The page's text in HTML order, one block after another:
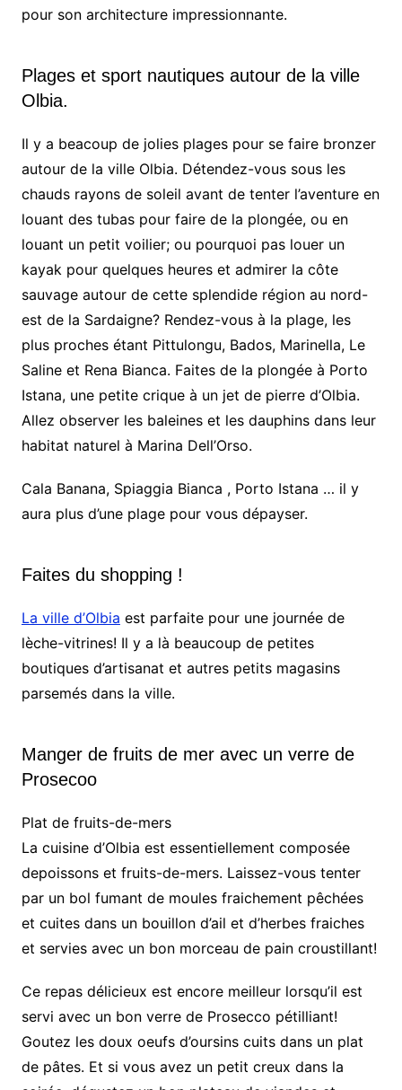
pour son architecture impressionnante.
Plages et sport nautiques autour de la ville
Olbia.
Il y a beacoup de jolies plages pour se faire bronzer
autour de la ville Olbia. Détendez-vous sous les
chauds rayons de soleil avant de tenter l’aventure en
louant des tubas pour faire de la plongée, ou en
louant un petit voilier; ou pourquoi pas louer un
kayak pour quelques heures et admirer la côte
sauvage autour de cette splendide région au nord-
est de la Sardaigne? Rendez-vous à la plage, les
plus proches étant Pittulongu, Bados, Marinella, Le
Saline et Rena Bianca. Faites de la plongée à Porto
Istana, une petite crique à un jet de pierre d’Olbia.
Allez observer les baleines et les dauphins dans leur
habitat naturel à Marina Dell’Orso.
Cala Banana, Spiaggia Bianca , Porto Istana … il y
aura plus d’une plage pour vous dépayser.
Faites du shopping !
La ville d’Olbia est parfaite pour une journée de
lèche-vitrines! Il y a là beaucoup de petites
boutiques d’artisanat et autres petits magasins
parsemés dans la ville.
Manger de fruits de mer avec un verre de
Prosecoo
Plat de fruits-de-mers
La cuisine d’Olbia est essentiellement composée
depoissons et fruits-de-mers. Laissez-vous tenter
par un bol fumant de moules fraichement pêchées
et cuites dans un bouillon d’ail et d’herbes fraiches
et servies avec un bon morceau de pain croustillant!
Ce repas délicieux est encore meilleur lorsqu’il est
servi avec un bon verre de Prosecco pétilliant!
Goutez les doux oeufs d’oursins cuits dans un plat
de pâtes. Et si vous avez un petit creux dans la